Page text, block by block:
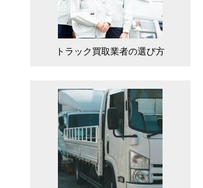
トラック買取業者の選び方